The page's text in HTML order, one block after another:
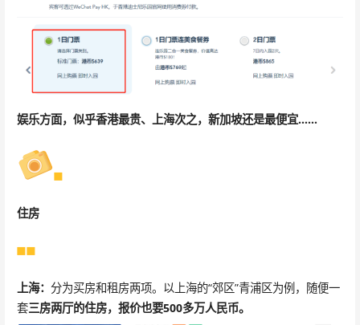
娱乐方面，似乎香港最贵、上海次之，新加坡还是最便宜……
住房
上海： 分为买房和租房两项。以上海的“郊区”青浦区为例，随便一
套三房两厅的住房，报价也要500多万人民币。